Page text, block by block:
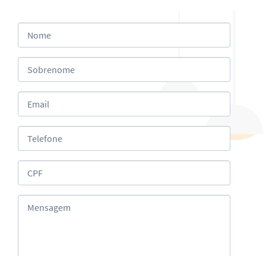
Nome
Sobrenome
Email
Telefone
CPF
Mensagem